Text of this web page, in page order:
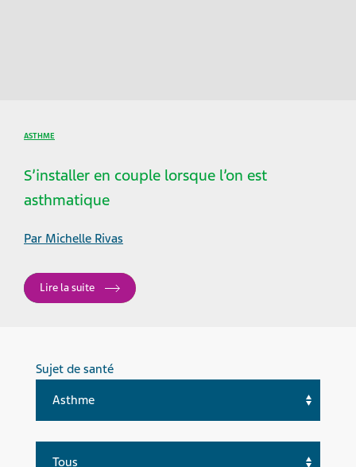
ASTHME
S’installer en couple lorsque l’on est
asthmatique
Par Michelle Rivas
Lire la suite
Sujet de santé